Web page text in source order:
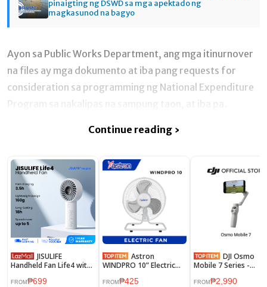
pinaigting ng DSWD sa mga apektado ng
magkasunod na bagyo
Ayon sa Public Works Department, ang mga itinurnover
na files ay mga dokumento at iba pang requests for
consideration sa programming ng National Expenditure
Program sa nakalipas na sampung taon, at iba pa.
Continue reading ›
JISULIFE
Handheld Fan Life4 with
Portable Turbo Fans
FROM ₱699
WINDPRO 10” Electric
Metal Blade
FROM ₱425
Mobile 7 Series -
Stabilization | 10hr
FROM₱2,990